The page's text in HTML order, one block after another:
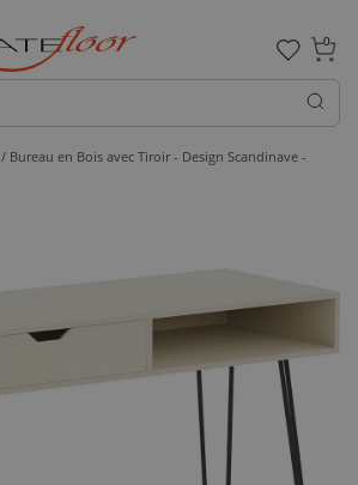
0
/ Bureau en Bois avec Tiroir - Design Scandinave -